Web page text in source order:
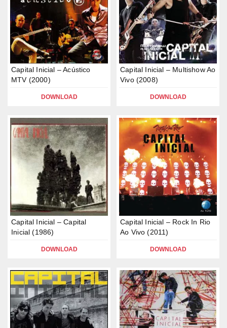
Capital Inicial – Acústico
MTV (2000)
DOWNLOAD
Capital Inicial – Multishow Ao
Vivo (2008)
DOWNLOAD
Capital Inicial – Capital
Inicial (1986)
DOWNLOAD
Capital Inicial – Rock In Rio
Ao Vivo (2011)
DOWNLOAD